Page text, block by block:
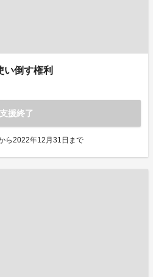
い倒す権利
支援終了
ら2022年12月31日まで